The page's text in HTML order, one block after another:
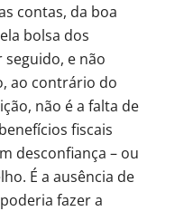
contas, da boa
bolsa dos
e não
ao contrário do
não é a falta de
fiscais
desconfiança – ou
É a ausência de
fazer a